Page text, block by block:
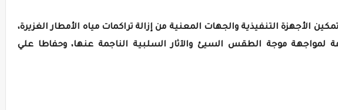
الأجهزة التنفيذية والجهات المعنية من إزالة تراكمات مياه الأمطار الغزيرة،
لمواجهة موجة الطقس السيئ والآثار السلبية الناجمة عنها، وحفاطا علي